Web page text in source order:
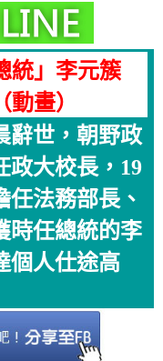
統」李元簇
畫）
辭世，朝野政
政大校長，19
任法務部長、
時任總統的李
個人仕途高